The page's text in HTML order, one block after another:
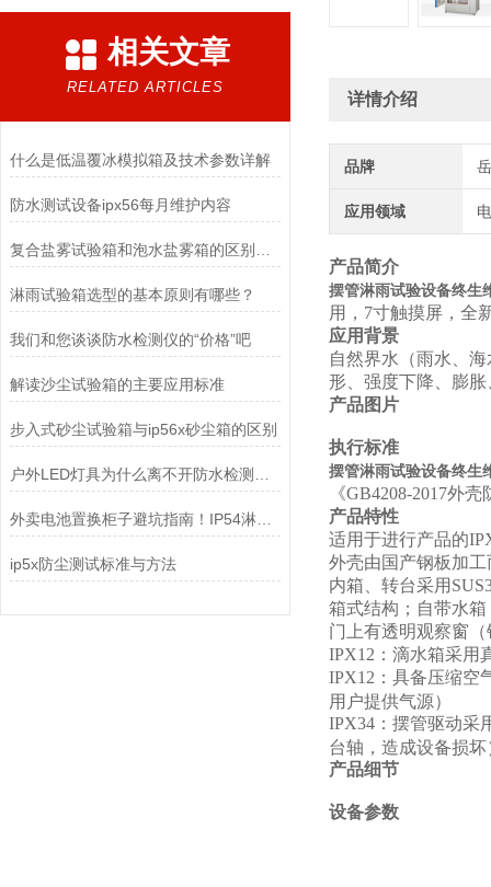
相关文章
RELATED ARTICLES
什么是低温覆冰模拟箱及技术参数详解
防水测试设备ipx56每月维护内容
淋雨试验箱选型的基本原则有哪些？
我们和您谈谈防水检测仪的“价格”吧
解读沙尘试验箱的主要应用标准
步入式砂尘试验箱与ip56x砂尘箱的区别
ip5x防尘测试标准与方法
详情介绍
品牌
应用领域
产品简介
摆管淋雨试验设备终生
用，7寸触摸屏，全
应用背景
自然界水（雨水、
形、强度下降、膨
产品图片
执行标准
摆管淋雨试验设备终生
《GB4208-2017外
产品特性
适用于进行产品的
外壳由国产钢板加
内箱、转台采用
箱式结构；自带水
门上有透明观察窗
IPX12 ：滴水箱采
IPX12 ：具备压缩
用户提供气源）
IPX34 ：摆管驱动
台轴，造成设备损坏
产品细节
设备参数